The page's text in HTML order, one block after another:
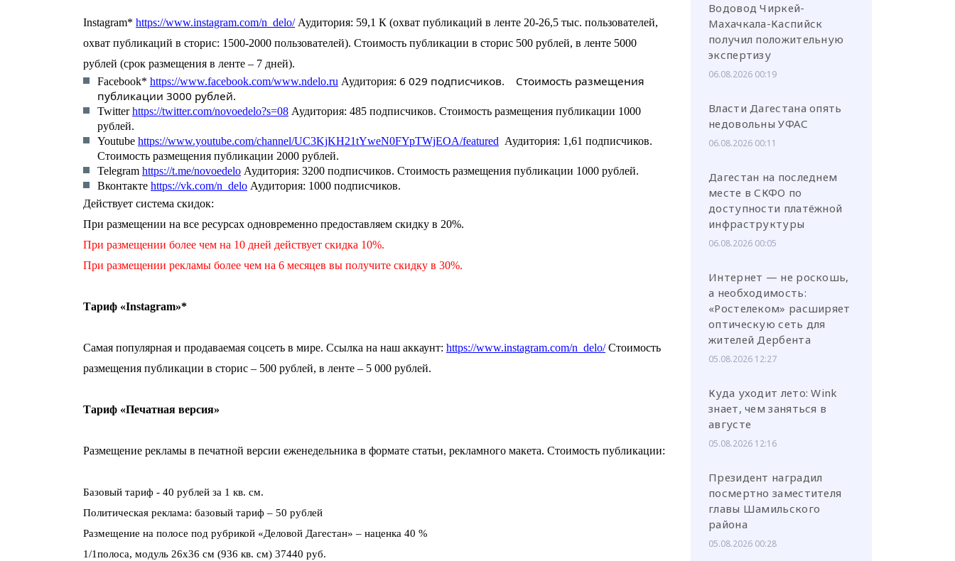
Instagram* https://www.instagram.com/n_delo/Аудитория: 59,1 К (охват публикаций в ленте 20-26,5 тыс. пользователей,
охват публикаций в сторис: 1500-2000 пользователей). Стоимость публикации в сторис 500 рублей, в ленте 5000
рублей (срок размещения в ленте – 7 дней).
Facebook* https://www.facebook.com/www.ndelo.ru Аудитория: 6 029 подписчиков. Стоимость размещения
публикации 3000 рублей.
Twitter https://twitter.com/novoedelo?s=08 Аудитория: 485 подписчиков. Стоимость размещения публикации 1000
рублей.
Youtube https://www.youtube.com/channel/UC3KjKH21tYweN0FYpTWjEOA/featured Аудитория: 1,61 подписчиков.
Стоимость размещения публикации 2000 рублей.
Telegram https://t.me/novoedelo Аудитория: 3200 подписчиков. Стоимость размещения публикации 1000 рублей.
Вконтакте https://vk.com/n_delo Аудитория: 1000 подписчиков.
Действует система скидок:
При размещении на все ресурсах одновременно предоставляем скидку в 20%.
При размещении более чем на 10 дней действует скидка 10%.
При размещении рекламы более чем на 6 месяцев вы получите скидку в 30%.
Тариф «Instagram»*
Самая популярная и продаваемая соцсеть в мире. Ссылка на наш аккаунт: https://www.instagram.com/n_delo/Стоимость
размещения публикации в сторис – 500 рублей, в ленте – 5 000 рублей.
Тариф «Печатная версия»
Размещение рекламы в печатной версии еженедельника в формате статьи, рекламного макета. Стоимость публикации:
Базовый тариф - 40 рублей за 1 кв. см.
Политическая реклама: базовый тариф – 50 рублей
Размещение на полосе под рубрикой «Деловой Дагестан» – наценка 40 %
1/1полоса, модуль 26х36 см (936 кв. см) 37440 руб.
Водовод Чиркей-
Махачкала-Каспийск
получил положительную
экспертизу
06.08.2026 00:19
Власти Дагестана опять
недовольны УФАС
06.08.2026 00:11
Дагестан на последнем
месте в СКФО по
доступности платёжной
инфраструктуры
06.08.2026 00:05
Интернет — не роскошь,
а необходимость:
«Ростелеком» расширяет
оптическую сеть для
жителей Дербента
05.08.2026 12:27
Куда уходит лето: Wink
знает, чем заняться в
августе
05.08.2026 12:16
Президент наградил
посмертно заместителя
главы Шамильского
района
05.08.2026 00:28